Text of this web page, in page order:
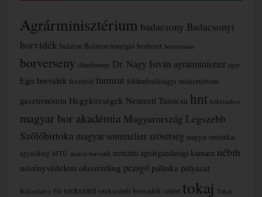
Agrárminisztérium badacsony Badacsonyi
borvidék balaton Balaton borrégió borteszt borturizmus
borverseny chardonnay Dr. Nagy István agrárminiszter eger
Egri borvidék fesztivál furmint földművelésügyi minisztérium
gasztronómia Hegyközségek Nemzeti Tanácsa hnt kékfrankos
magyar bor akadémia Magyarország Legszebb
Szőlőbirtoka magyar sommelier szövetség magyar turisztikai
ügynökség MTÜ mátrai borvidék nemzeti agrárgazdasági kamara nébih
növényvédelem olaszrizling pezsgő pálinka pályázat
Rókusfalvy Pál szekszárd szekszárdi borvidék szüret tokaj Tokaji